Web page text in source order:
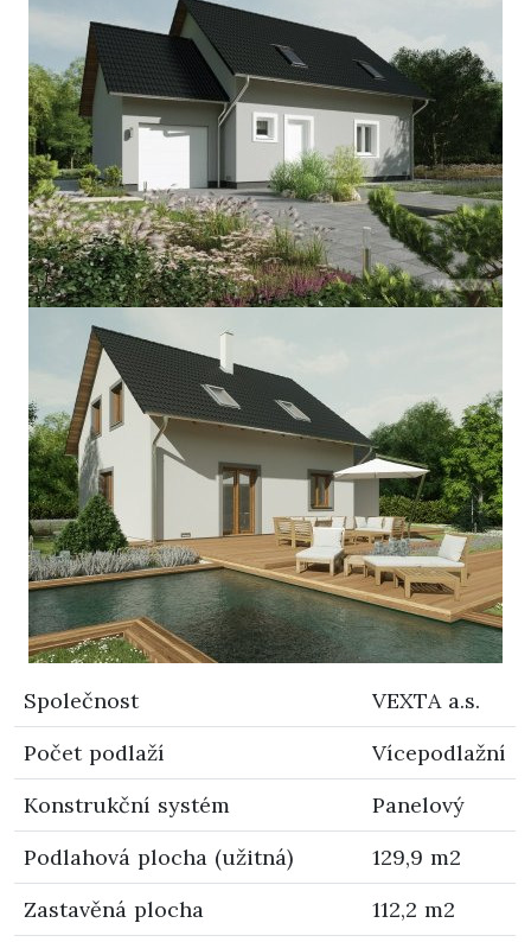
Společnost
VEXTA a.s.
Počet podlaží
Vícepodlažní
Konstrukční systém
Panelový
Podlahová plocha (užitná)
129,9 m2
Zastavěná plocha
112,2 m2